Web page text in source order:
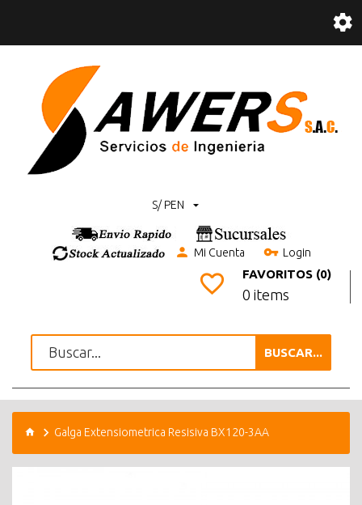
S/ PEN
Mi Cuenta Login
FAVORITOS (0)
0 items
BUSCAR...
Galga Extensiometrica Resisiva BX120-3AA